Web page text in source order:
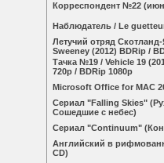
Корреспондент №22
Наблюдатель / Le
Летучий отряд
Sweeney (2012) BDRip /
Тачка №19 / Vehicle 19
720p / BDRip 1080p
Microsoft Office for MAC
Сериал "Falling Skies"
Сошедшие с небес)
Сериал "Continuum"
Английский в
CD)